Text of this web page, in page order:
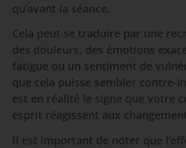
qu’avant la séance.
Cela peut se traduire par une
des douleurs, des émotions
fatigue ou un sentiment de
que cela puisse sembler contre-
est en réalité le signe que votre
esprit réagissent aux
Il est important de noter que